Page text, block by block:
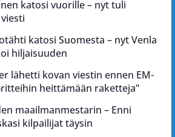
katosi vuorille – nyt tuli
katosi Suomesta – nyt Venla
hiljaisuuden
lähetti kovan viestin ennen EM-
heittämään raketteja”
maailmanmestarin – Enni
kilpailijat täysin